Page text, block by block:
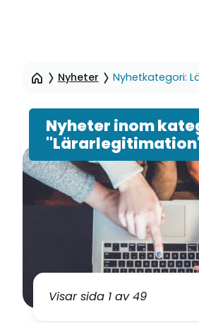
sidinnehåll
Nyheter Nyhetkategori:
Nyheter inom
Visar sida 1 av 49